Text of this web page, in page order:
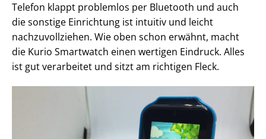
Telefon klappt problemlos per Bluetooth und auch
die sonstige Einrichtung ist intuitiv und leicht
nachzuvollziehen. Wie oben schon erwähnt, macht
die Kurio Smartwatch einen wertigen Eindruck. Alles
ist gut verarbeitet und sitzt am richtigen Fleck.